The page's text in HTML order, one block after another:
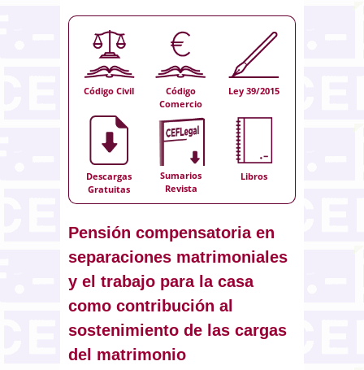
Código Civil
Código
Comercio
Ley 39/2015
Descargas
Gratuitas
Sumarios
Revista
Libros
Pensión compensatoria en
separaciones matrimoniales
y el trabajo para la casa
como contribución al
sostenimiento de las cargas
del matrimonio